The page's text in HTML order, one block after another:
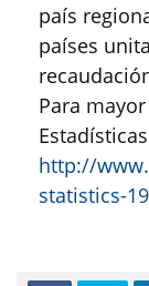
país
países
Para
http://
statistics-